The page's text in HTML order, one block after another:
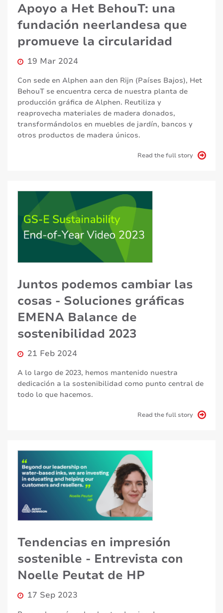
Apoyo a Het BehouT: una
fundación neerlandesa que
promueve la circularidad
19 Mar 2024
Con sede en Alphen aan den Rijn (Países Bajos), Het
BehouT se encuentra cerca de nuestra planta de
producción gráfica de Alphen. Reutiliza y
reaprovecha materiales de madera donados,
transformándolos en muebles de jardín, bancos y
otros productos de madera únicos.
Read the full story
Juntos podemos cambiar las
cosas - Soluciones gráficas
EMENA Balance de
sostenibilidad 2023
21 Feb 2024
A lo largo de 2023, hemos mantenido nuestra
dedicación a la sostenibilidad como punto central de
todo lo que hacemos.
Read the full story
Tendencias en impresión
sostenible - Entrevista con
Noelle Peutat de HP
17 Sep 2023